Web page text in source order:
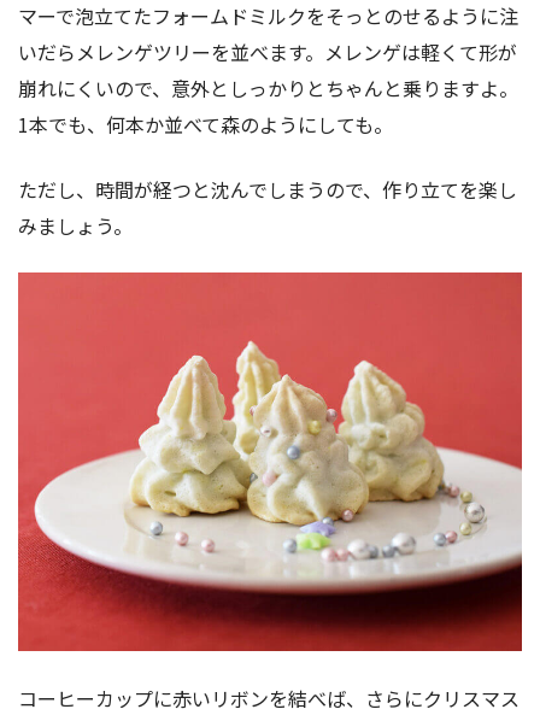
マーで泡立てたフォームドミルクをそっとのせるように注
いだらメレンゲツリーを並べます。メレンゲは軽くて形が
崩れにくいので、意外としっかりとちゃんと乗りますよ。
1本でも、何本か並べて森のようにしても。
ただし、時間が経つと沈んでしまうので、作り立てを楽し
みましょう。
コーヒーカップに赤いリボンを結べば、さらにクリスマス